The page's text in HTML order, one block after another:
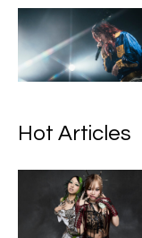
Hot Articles